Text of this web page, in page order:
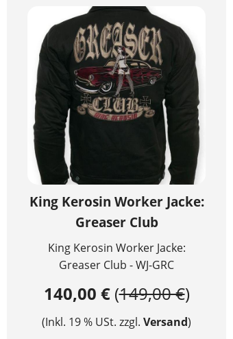
King Kerosin Worker Jacke:
Greaser Club
King Kerosin Worker Jacke:
Greaser Club - WJ-GRC
140,00 €(149,00 €)
(Inkl. 19 % USt. zzgl. Versand)